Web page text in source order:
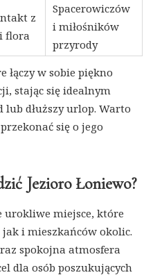
z
flora
Spacerowiczów
i miłośników
przyrody
łączy w sobie piękno
stając się idealnym
lub dłuższy urlop. Warto
się o jego
Jezioro Łoniewo?
urokliwe miejsce, które
i mieszkańców okolic.
spokojna atmosfera
dla osób poszukujących